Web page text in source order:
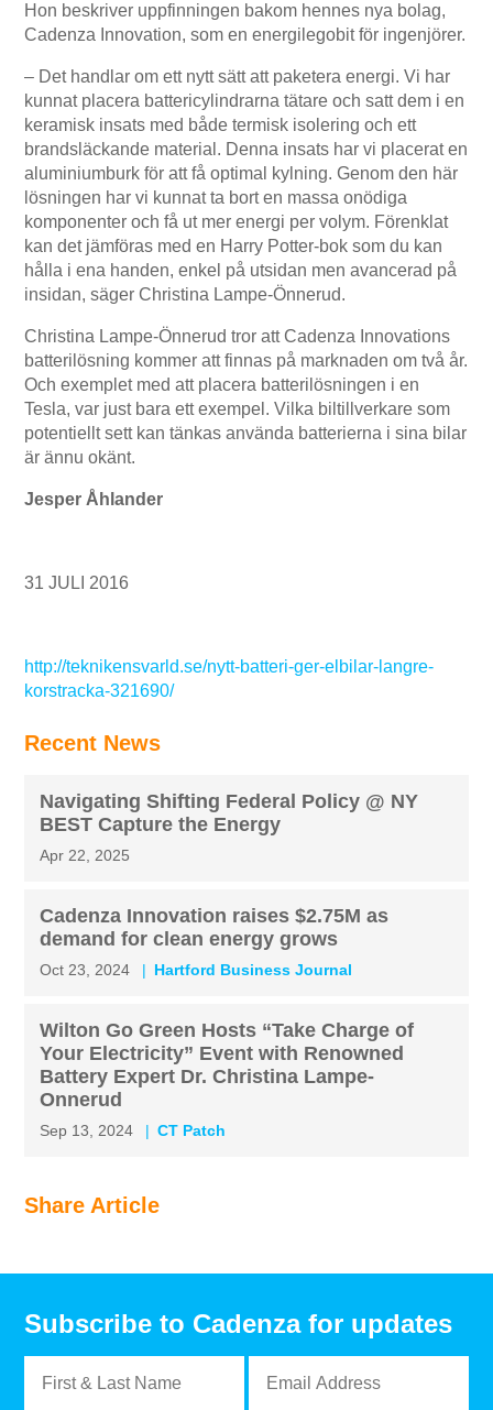
Hon beskriver uppfinningen bakom hennes nya bolag,
Cadenza Innovation, som en energilegobit för ingenjörer.
– Det handlar om ett nytt sätt att paketera energi. Vi har
kunnat placera battericylindrarna tätare och satt dem i en
keramisk insats med både termisk isolering och ett
brandsläckande material. Denna insats har vi placerat en
aluminiumburk för att få optimal kylning. Genom den här
lösningen har vi kunnat ta bort en massa onödiga
komponenter och få ut mer energi per volym. Förenklat
kan det jämföras med en Harry Potter-bok som du kan
hålla i ena handen, enkel på utsidan men avancerad på
insidan, säger Christina Lampe-Önnerud.
Christina Lampe-Önnerud tror att Cadenza Innovations
batterilösning kommer att finnas på marknaden om två år.
Och exemplet med att placera batterilösningen i en
Tesla, var just bara ett exempel. Vilka biltillverkare som
potentiellt sett kan tänkas använda batterierna i sina bilar
är ännu okänt.
Jesper Åhlander
31 JULI 2016
http://teknikensvarld.se/nytt-batteri-ger-elbilar-langre-
korstracka-321690/
Recent News
Navigating Shifting Federal Policy @ NY
BEST Capture the Energy
Apr 22, 2025
Cadenza Innovation raises $2.75M as
demand for clean energy grows
Oct 23, 2024 Hartford Business Journal
Wilton Go Green Hosts “Take Charge of
Your Electricity” Event with Renowned
Battery Expert Dr. Christina Lampe-
Onnerud
Sep 13, 2024 CT Patch
Share Article
Subscribe to Cadenza for updates